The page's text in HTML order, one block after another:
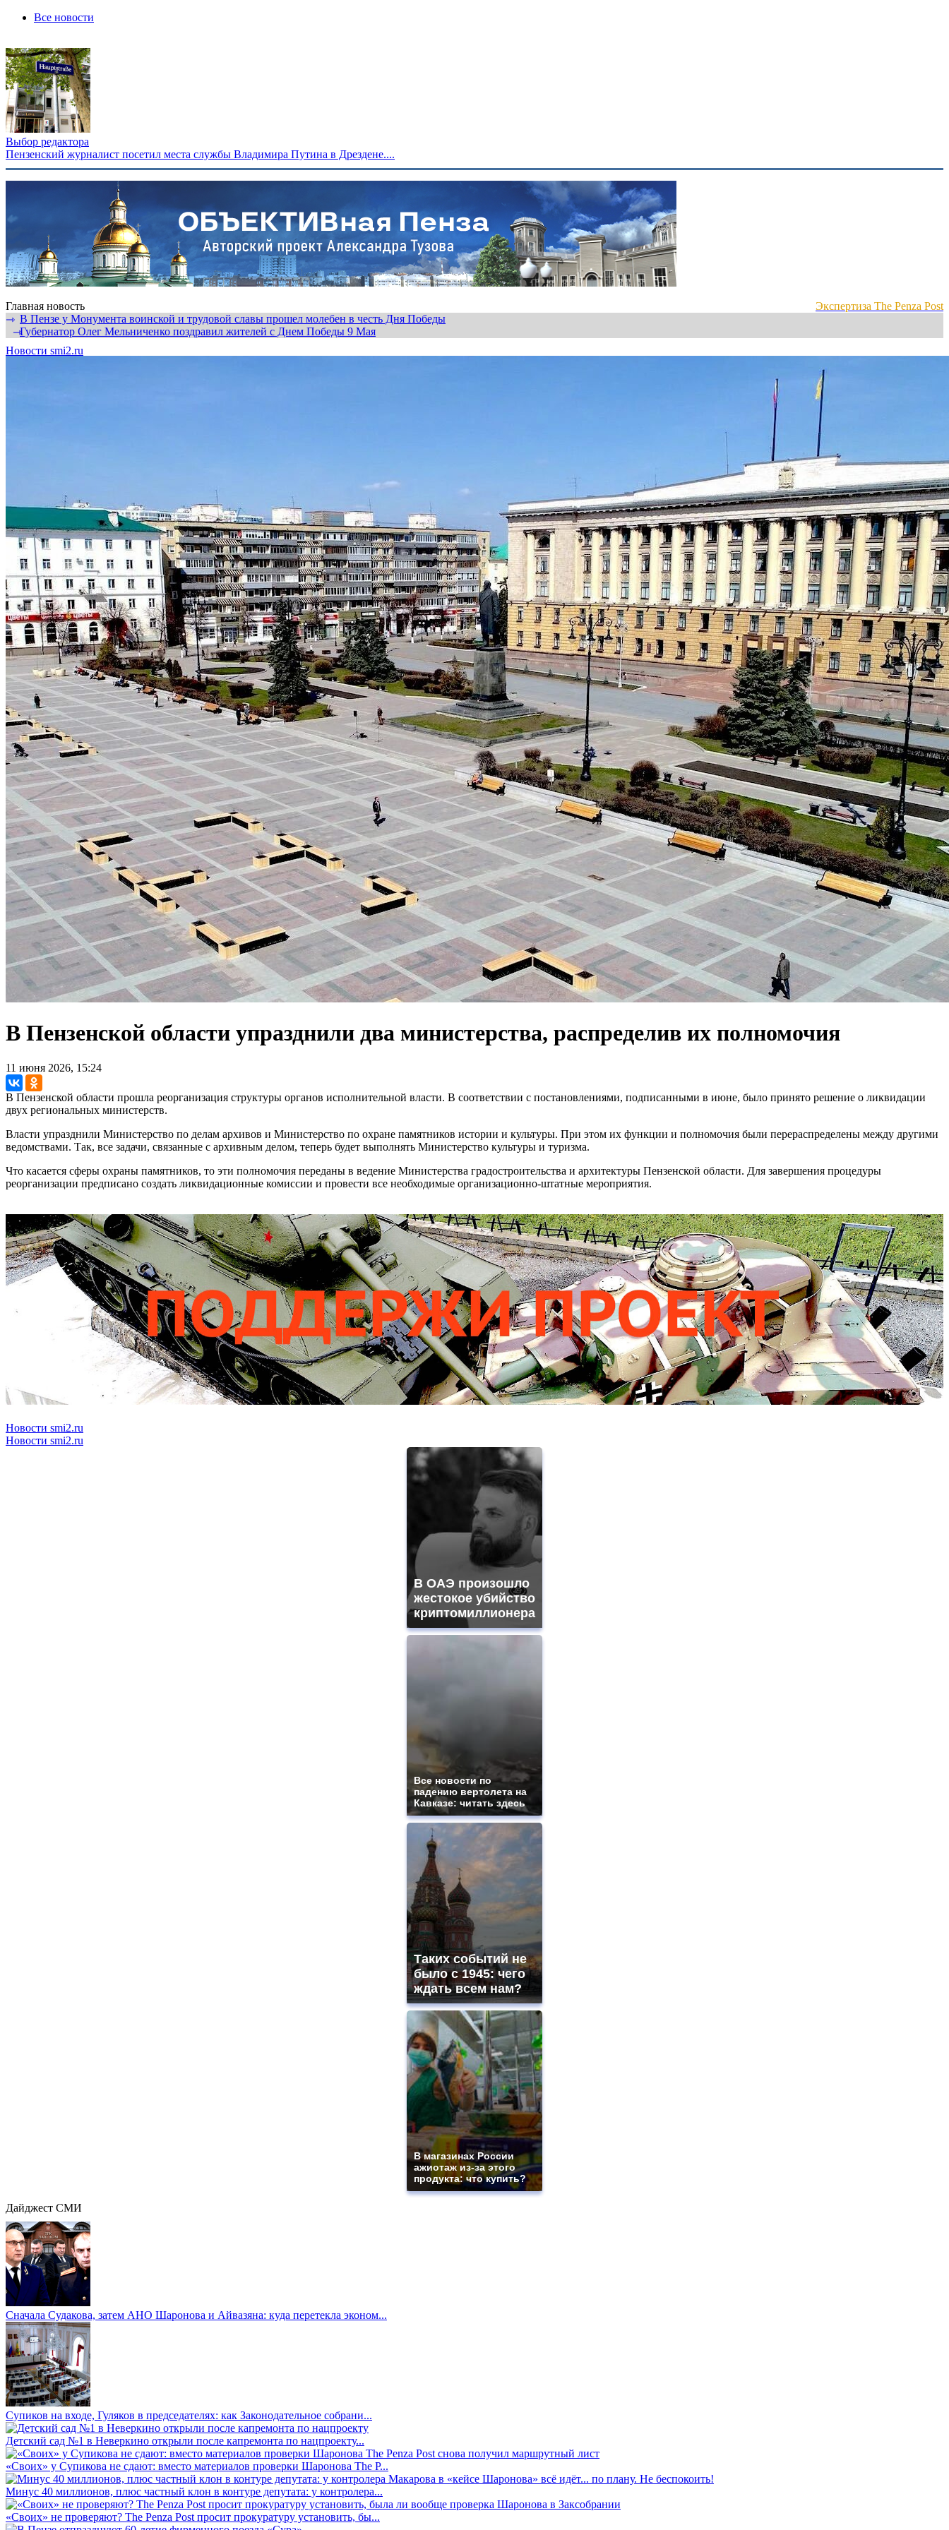
Все новости
Выбор редактора
Пензенский журналист посетил места службы Владимира Путина в Дрездене....
Главная новость
Экспертиза The Penza Post
⇾ В Пензе у Монумента воинской и трудовой славы прошел молебен в честь Дня Победы
⇾Губернатор Олег Мельниченко поздравил жителей с Днем Победы 9 Мая
Новости smi2.ru
В Пензенской области упразднили два министерства, распределив их полномочия
11 июня 2026, 15:24
В Пензенской области прошла реорганизация структуры органов исполнительной власти. В соответствии с постановлениями, подписанными в июне, было принято решение о ликвидации
двух региональных министерств.
Власти упразднили Министерство по делам архивов и Министерство по охране памятников истории и культуры. При этом их функции и полномочия были перераспределены между другими
ведомствами. Так, все задачи, связанные с архивным делом, теперь будет выполнять Министерство культуры и туризма.
Что касается сферы охраны памятников, то эти полномочия переданы в ведение Министерства градостроительства и архитектуры Пензенской области. Для завершения процедуры
реорганизации предписано создать ликвидационные комиссии и провести все необходимые организационно-штатные мероприятия.
Новости smi2.ru
Новости smi2.ru
В ОАЭ произошло
жестокое убийство
криптомиллионера
Все новости по
падению вертолета на
Кавказе: читать здесь
Таких событий не
было с 1945: чего
ждать всем нам?
В магазинах России
ажиотаж из-за этого
продукта: что купить?
Дайджест СМИ
Сначала Судакова, затем АНО Шаронова и Айвазяна: куда перетекла эконом...
Супиков на входе, Гуляков в председателях: как Законодательное собрани...
Детский сад №1 в Неверкино открыли после капремонта по нацпроекту...
«Своих» у Супикова не сдают: вместо материалов проверки Шаронова The P...
Минус 40 миллионов, плюс частный клон в контуре депутата: у контролера...
«Своих» не проверяют? The Penza Post просит прокуратуру установить, бы...